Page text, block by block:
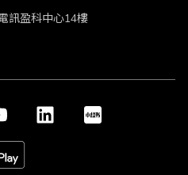
訊盈科中心14樓